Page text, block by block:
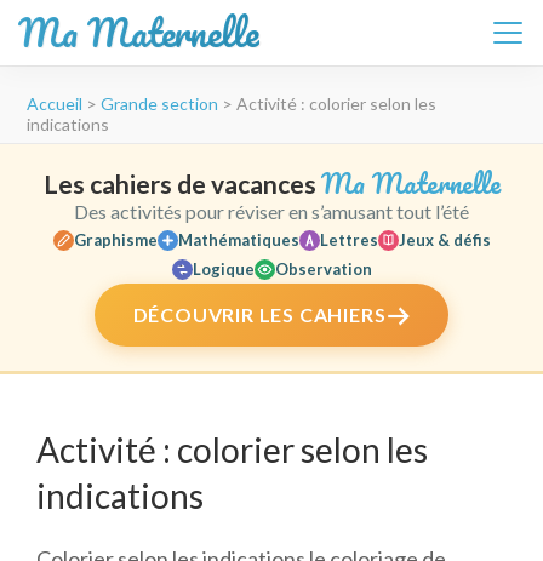
Ma Maternelle
contenu
Entrée)
Accueil > Grande section > Activité : colorier selon les
indications
Les cahiers de vacances Ma Maternelle
Des activités pour réviser en s’amusant tout l’été
Graphisme Mathématiques Lettres
Jeux & défis
Logique
Observation
DÉCOUVRIR LES CAHIERS
Activité : colorier selon les
indications